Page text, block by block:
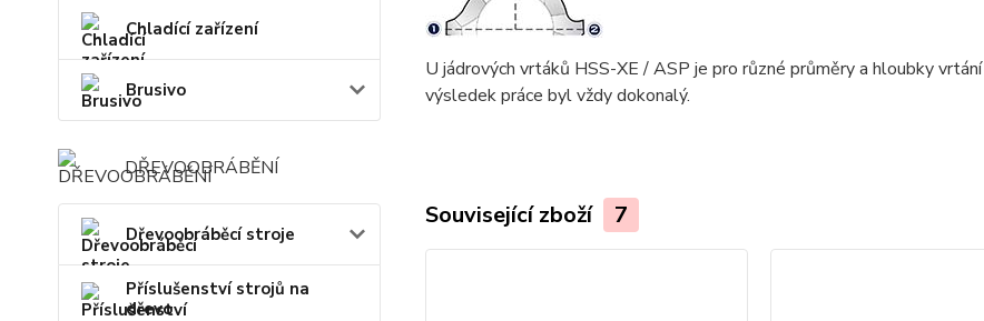
Chladící zařízení
Brusivo
DŘEVOOBRÁBĚNÍ
Dřevoobráběcí stroje
Příslušenství strojů na
dřevo
U jádrových vrtáků HSS-XE / ASP je pro různé průměry a hloubky vrtání
výsledek práce byl vždy dokonalý.
Související zboží 7